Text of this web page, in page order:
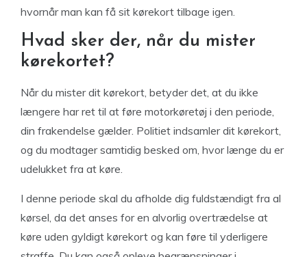
hvornår man kan få sit kørekort tilbage igen.
Hvad sker der, når du mister
kørekortet?
Når du mister dit kørekort, betyder det, at du ikke
længere har ret til at føre motorkøretøj i den periode,
din frakendelse gælder. Politiet indsamler dit kørekort,
og du modtager samtidig besked om, hvor længe du er
udelukket fra at køre.
I denne periode skal du afholde dig fuldstændigt fra al
kørsel, da det anses for en alvorlig overtrædelse at
køre uden gyldigt kørekort og kan føre til yderligere